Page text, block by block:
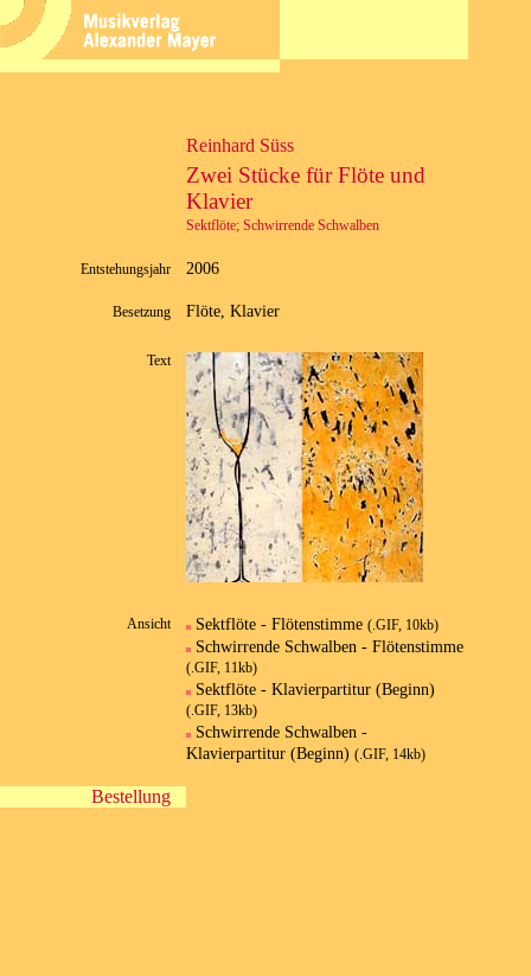
Reinhard Süss
Zwei Stücke für Flöte und
Klavier
Sektflöte; Schwirrende Schwalben
Entstehungsjahr 2006
Besetzung Flöte, Klavier
Text
Ansicht Sektflöte - Flötenstimme (.GIF, 10kb)
Schwirrende Schwalben - Flötenstimme
(.GIF, 11kb)
Sektflöte - Klavierpartitur (Beginn)
(.GIF, 13kb)
Schwirrende Schwalben -
Klavierpartitur (Beginn) (.GIF, 14kb)
Bestellung